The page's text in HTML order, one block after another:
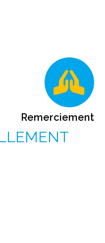
Remerciement